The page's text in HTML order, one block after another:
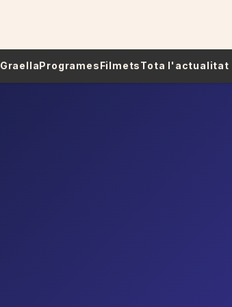
GraellaProgramesFilmetsTota l'actualitat